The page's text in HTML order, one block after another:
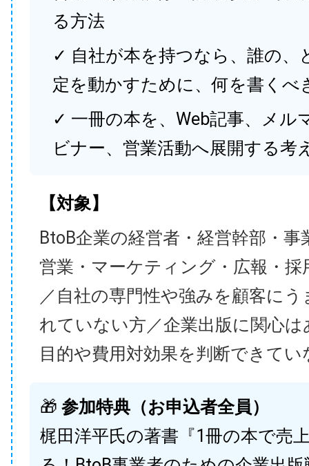
る方法
✓ 自社が本を持つなら、誰の、
定を動かすために、何を書くべ
✓ 一冊の本を、Web記事、メル
ビナー、営業活動へ展開する考
【対象】
BtoB企業の経営者・経営幹部・事
営業・マーケティング・広報・採
／自社の専門性や強みを顧客に
れていない方／企業出版に関心
目的や費用対効果を判断できてい
🎁 参加特典（お申込者全員）
梶田洋平氏の著書『1冊の本で売